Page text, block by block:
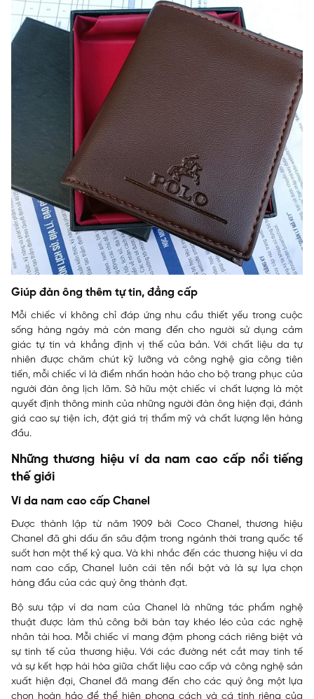
Giúp đàn ông thêm tự tin, đẳng cấp
Mỗi chiếc ví không chỉ đáp ứng nhu cầu thiết yếu trong cuộc
sống hàng ngày mà còn mang đến cho người sử dụng cảm
giác tự tin và khẳng định vị thế của bản. Với chất liệu da tự
nhiên được chăm chút kỹ lưỡng và công nghệ gia công tiên
tiến, mỗi chiếc ví là điểm nhấn hoàn hảo cho bộ trang phục của
người đàn ông lịch lãm. Sở hữu một chiếc ví chất lượng là một
quyết định thông minh của những người đàn ông hiện đại, đánh
giá cao sự tiện ích, đặt giá trị thẩm mỹ và chất lượng lên hàng
đầu.
Những thương hiệu ví da nam cao cấp nổi tiếng
thế giới
Ví da nam cao cấp Chanel
Được thành lập từ năm 1909 bởi Coco Chanel, thương hiệu
Chanel đã ghi dấu ấn sâu đậm trong ngành thời trang quốc tế
suốt hơn một thế kỷ qua. Và khi nhắc đến các thương hiệu ví da
nam cao cấp, Chanel luôn cái tên nổi bật và là sự lựa chọn
hàng đầu của các quý ông thành đạt.
Bộ sưu tập ví da nam của Chanel là những tác phẩm nghệ
thuật được làm thủ công bởi bàn tay khéo léo của các nghệ
nhân tài hoa. Mỗi chiếc ví mang đậm phong cách riêng biệt và
sự tinh tế của thương hiệu. Với các đường nét cắt may tinh tế
và sự kết hợp hài hòa giữa chất liệu cao cấp và công nghệ sản
xuất hiện đại, Chanel đã mang đến cho các quý ông một lựa
chọn hoàn hảo để thể hiện phong cách và cá tính riêng của